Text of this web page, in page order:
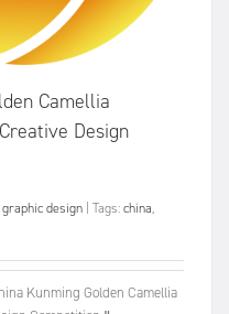
Camellia
Design
graphic design Tags:china,
Kunming Golden Camellia